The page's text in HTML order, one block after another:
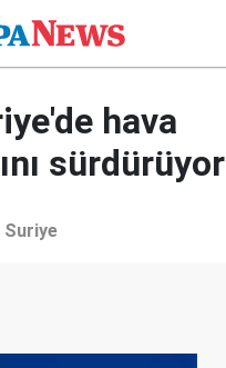
hava
sürdürüyor
Suriye